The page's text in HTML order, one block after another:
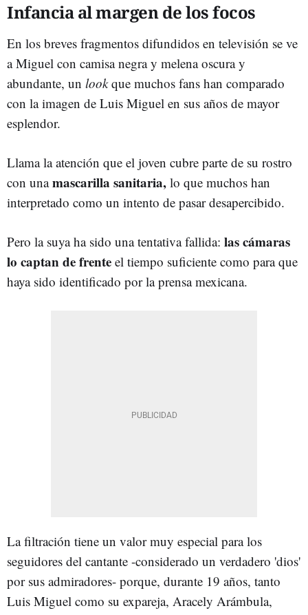
Infancia al margen de los focos
En los breves fragmentos difundidos en televisión se ve
a Miguel con camisa negra y melena oscura y
abundante, un lookque muchos fans han comparado
con la imagen de Luis Miguel en sus años de mayor
esplendor.
Llama la atención que el joven cubre parte de su rostro
con unamascarilla sanitaria, lo que muchos han
interpretado como un intento de pasar desapercibido.
Pero la suya ha sido una tentativa fallida: las cámaras
lo captan de frente el tiempo suficiente como para que
haya sido identificado por la prensa mexicana.
La filtración tiene un valor muy especial para los
seguidores del cantante -considerado un verdadero 'dios'
por sus admiradores- porque, durante 19 años, tanto
Luis Miguel como su expareja, Aracely Arámbula,